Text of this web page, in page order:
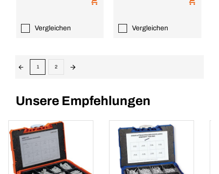
Vergleichen Vergleichen
1 2
Unsere Empfehlungen